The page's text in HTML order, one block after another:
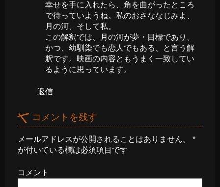
幸せを手に入れたら、角を曲がったところ
で待っていようね。私のおさななじみよ、
月の河、そして私。
この解釈では、月の河が夢・目標であり、
かつ、幼馴染でも恋人でもある、と言う解
釈です。映画の内容ともうまく一致してい
るように思っています。
返信
コメントを残す
メールアドレスが公開されることはありません。
*
が付いている欄は必須項目です
コメント